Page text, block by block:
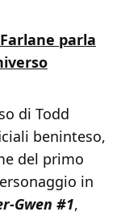
parla
di Todd
beninteso,
del primo
in
Gwen #1,